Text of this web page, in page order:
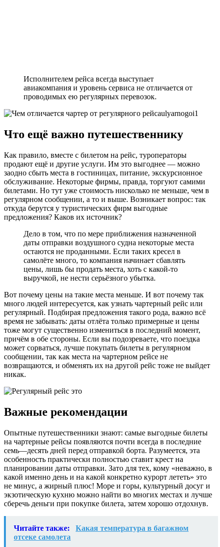
Исполнителем рейса всегда выступает
авиакомпания и уровень сервиса не отличается от
проводимых ею регулярных перевозок.
Что ещё важно путешественнику
Как правило, вместе с билетом на рейс, туроператоры
продают ещё и другие услуги. Им это выгоднее — можно
заодно сбыть места в гостиницах, питание, экскурсионное
обслуживание. Некоторые фирмы, правда, торгуют самими
билетами. Но тут уже стоимость нисколько не меньше, чем в
регулярном сообщении, а то и выше. Возникает вопрос: так
откуда берутся у туристических фирм выгодные
предложения? Каков их источник?
Дело в том, что по мере приближения назначенной
даты отправки воздушного судна некоторые места
остаются не проданными. Если таких кресел в
самолёте много, то компания начинает сбавлять
цены, лишь бы продать места, хоть с какой-то
выручкой, не нести серьёзного убытка.
Вот почему цены на такие места меньше. И вот почему так
много людей интересуется, как узнать чартерный рейс или
регулярный. Подбирая предложения такого рода, важно всё
время не забывать: даты отлёта только примерные и цены
тоже могут существенно измениться в последний момент,
причём в обе стороны. Если вы подозреваете, что поездка
может сорваться, лучше покупать билеты в регулярном
сообщении, так как места на чартерном рейсе не
возвращаются, и обменять их на другой рейс тоже не выйдет
никак.
Важные рекомендации
Опытные путешественники знают: самые выгодные билеты
на чартерные рейсы появляются почти всегда в последние
семь—десять дней перед отправкой борта. Разумеется, эта
особенность практически полностью ставит крест на
планировании даты отправки. Зато для тех, кому «неважно, в
какой именно день и на какой конкретно курорт лететь» это
не минус, а жирный плюс! Море и горы, культурный досуг и
экзотическую кухню можно найти во многих местах и лучше
сберечь деньги при покупке билета, затем хорошо отдохнув.
Читайте также:
Какая температура в багажном
отсеке самолета